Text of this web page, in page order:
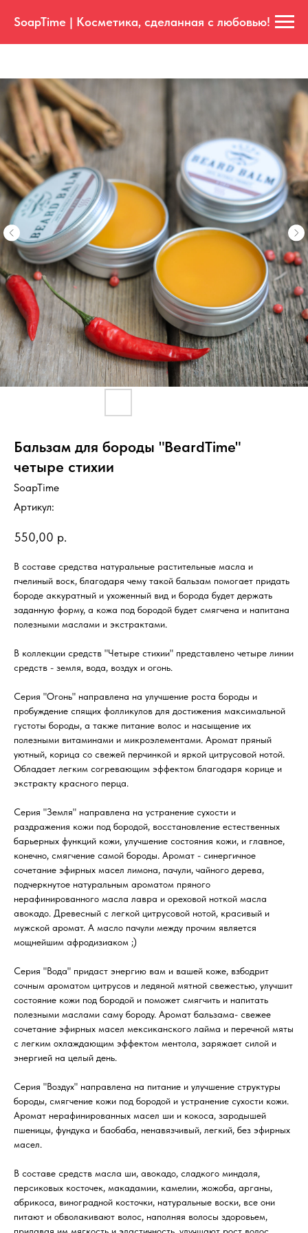
SoapTime | Косметика, сделанная с любовью!
Бальзам для бороды "BeardTime"
четыре стихии
SoapTime
Артикул:
550,00 р.
В составе средства натуральные растительные масла и
пчелиный воск, благодаря чему такой бальзам помогает придать
бороде аккуратный и ухоженный вид и борода будет держать
заданную форму, а кожа под бородой будет смягчена и напитана
полезными маслами и экстрактами.
В коллекции средств "Четыре стихии" представлено четыре линии
средств - земля, вода, воздух и огонь.
Серия "Огонь" направлена на улучшение роста бороды и
пробуждение спящих фолликулов для достижения максимальной
густоты бороды, а также питание волос и насыщение их
полезными витаминами и микроэлементами. Аромат пряный
уютный, корица со свежей перчинкой и яркой цитрусовой нотой.
Обладает легким согревающим эффектом благодаря корице и
экстракту красного перца.
Серия "Земля" направлена на устранение сухости и
раздражения кожи под бородой, восстановление естественных
барьерных функций кожи, улучшение состояния кожи, и главное,
конечно, смягчение самой бороды. Аромат - синергичное
сочетание эфирных масел лимона, пачули, чайного дерева,
подчеркнутое натуральным ароматом пряного
нерафинированного масла лавра и ореховой ноткой масла
авокадо. Древесный с легкой цитрусовой нотой, красивый и
мужской аромат. А масло пачули между прочим является
мощнейшим афродизиаком ;)
Серия "Вода" придаст энергию вам и вашей коже, взбодрит
сочным ароматом цитрусов и ледяной мятной свежестью, улучшит
состояние кожи под бородой и поможет смягчить и напитать
полезными маслами саму бороду. Аромат бальзама- свежее
сочетание эфирных масел мексиканского лайма и перечной мяты
с легким охлаждающим эффектом ментола, заряжает силой и
энергией на целый день.
Серия "Воздух" направлена на питание и улучшение структуры
бороды, смягчение кожи под бородой и устранение сухости кожи.
Аромат нерафинированных масел ши и кокоса, зародышей
пшеницы, фундука и баобаба, ненавязчивый, легкий, без эфирных
масел.
В составе средств масла ши, авокадо, сладкого миндаля,
персиковых косточек, макадамии, камелии, жожоба, арганы,
абрикоса, виноградной косточки, натуральные воски, все они
питают и обволакивают волос, наполняя волосы здоровьем,